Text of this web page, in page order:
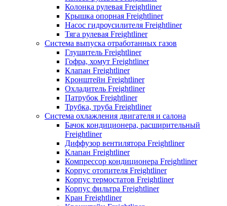
Колонка рулевая Freightliner
Крышка опорная Freightliner
Насос гидроусилителя Freightliner
Тяга рулевая Freightliner
Система выпуска отработанных газов
Глушитель Freightliner
Гофра, хомут Freightliner
Клапан Freightliner
Кронштейн Freightliner
Охладитель Freightliner
Патрубок Freightliner
Трубка, труба Freightliner
Система охлажления двигателя и салона
Бачок кондиционера, расширительный
Freightliner
Диффузор вентилятора Freightliner
Клапан Freightliner
Компрессор кондиционера Freightliner
Корпус отопителя Freightliner
Корпус термостатов Freightliner
Корпус фильтра Freightliner
Кран Freightliner